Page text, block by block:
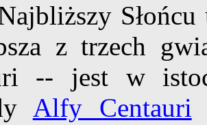
z trzech
-- jest w
Alfy Centauri